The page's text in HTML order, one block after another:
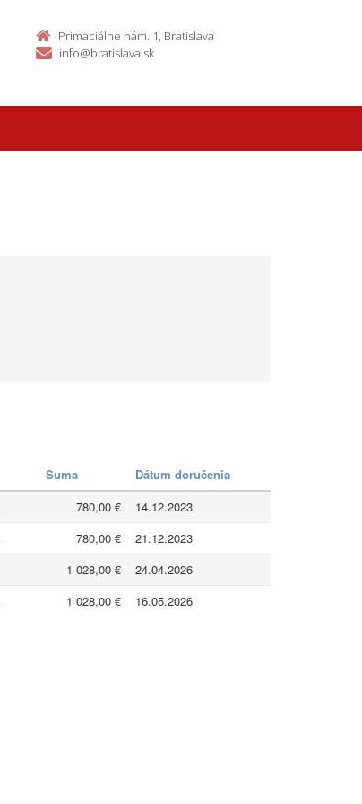
Primaciálne nám. 1, Bratislava
info@bratislava.sk
Suma
Dátum doručenia
780,00 €
14.12.2023
780,00 €
21.12.2023
1 028,00 €
24.04.2026
1 028,00 € 16.05.2026